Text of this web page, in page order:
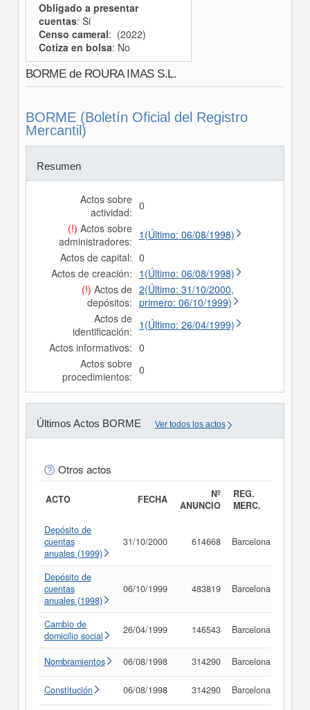
Obligado a presentar
cuentas: Si
Censo cameral: (2022)
Cotiza en bolsa: No
BORME de ROURA IMAS S.L.
BORME (Boletín Oficial del Registro
Mercantil)
Resumen
Actos sobre
actividad: 0
(!) Actos sobre
administradores: 1(Último: 06/08/1998)
Actos de capital: 0
Actos de creación: 1(Último: 06/08/1998)
(!) Actos de
depósitos:
2(Último: 31/10/2000,
primero: 06/10/1999)
Actos de
identificación: 1(Último: 26/04/1999)
Actos informativos: 0
Actos sobre
procedimientos: 0
Últimos Actos BORME Ver todos los actos
Otros actos
ACTO FECHA
Nº
ANUNCIO
REG.
MERC.
Depósito de
cuentas
anuales (1999)
31/10/2000 614668 Barcelona
Depósito de
cuentas
anuales (1998)
06/10/1999 483819 Barcelona
Cambio de
domicilio social
26/04/1999 146543 Barcelona
Nombramientos 06/08/1998 314290 Barcelona
Constitución 06/08/1998 314290 Barcelona